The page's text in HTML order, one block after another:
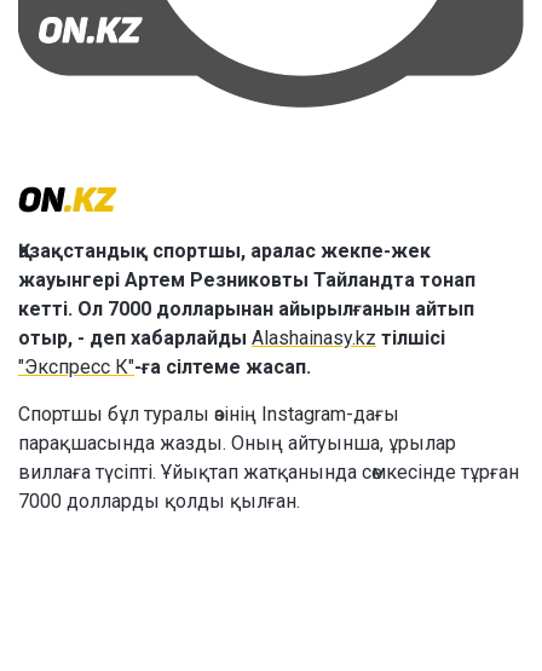
Қазақстандық спортшы, аралас жекпе-жек
жауынгері Артем Резниковты Тайландта тонап
кетті. Ол 7000 долларынан айырылғанын айтып
отыр, - деп хабарлайды Alashainasy.kz тілшісі
"Экспресс К"-ға сілтеме жасап.
Спортшы бұл туралы өзінің Іnstagram-дағы
парақшасында жазды. Оның айтуынша, ұрылар
виллаға түсіпті. Ұйықтап жатқанында сөмкесінде тұрған
7000 долларды қолды қылған.